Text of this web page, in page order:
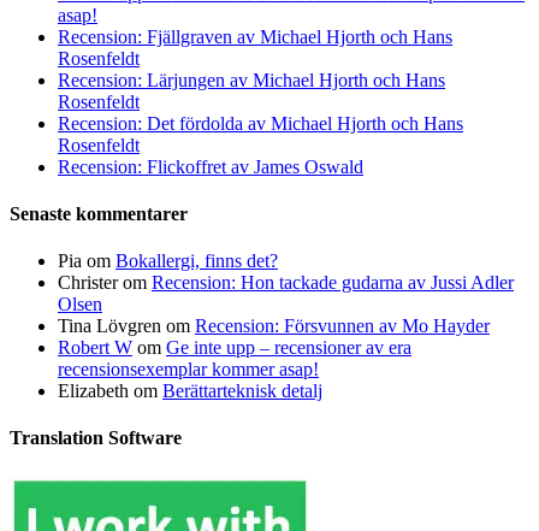
asap!
Recension: Fjällgraven av Michael Hjorth och Hans
Rosenfeldt
Recension: Lärjungen av Michael Hjorth och Hans
Rosenfeldt
Recension: Det fördolda av Michael Hjorth och Hans
Rosenfeldt
Recension: Flickoffret av James Oswald
Senaste kommentarer
Pia om Bokallergi, finns det?
Christerom Recension: Hon tackade gudarna av Jussi Adler
Olsen
Tina Lövgren om Recension: Försvunnen av Mo Hayder
Robert W om Ge inte upp – recensioner av era
recensionsexemplar kommer asap!
Elizabeth om Berättarteknisk detalj
Translation Software